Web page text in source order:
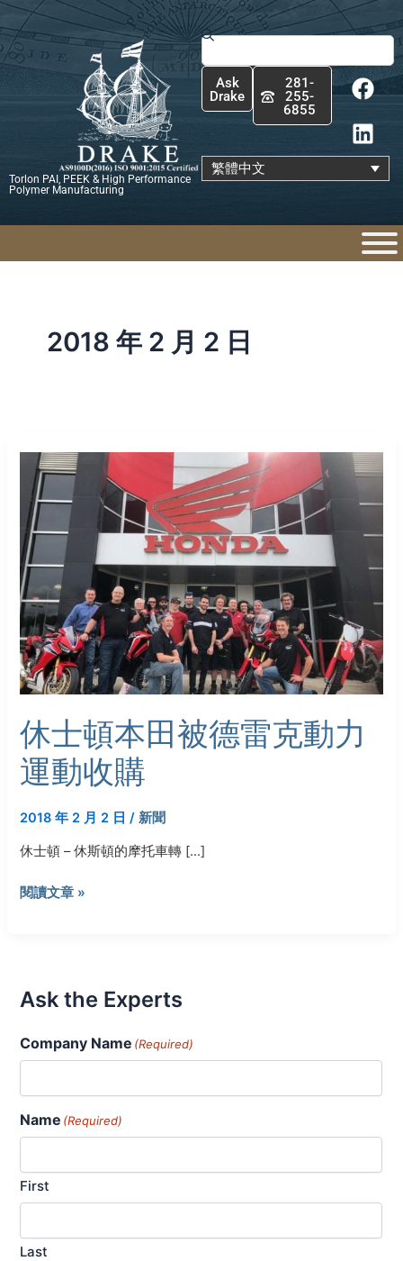
跳
至
主
Torlon PAI, PEEK & High Performance
Polymer Manufacturing
搜
尋
Ask
Drake
281-
255-
6855
F
a
c
e
b
o
k
L
i
n
k
e
d
n
繁體中文
2018 年 2 月 2 日
休士頓本田被德雷克動力
運動收購
2018 年 2 月 2 日/新聞
休士頓 – 休斯頓的摩托車轉 […]
頓
本
田
被
德
雷
克
動
力
運
收
購
閱讀文章 »
Ask the Experts
Company Name (Required)
Name (Required)
First
Last